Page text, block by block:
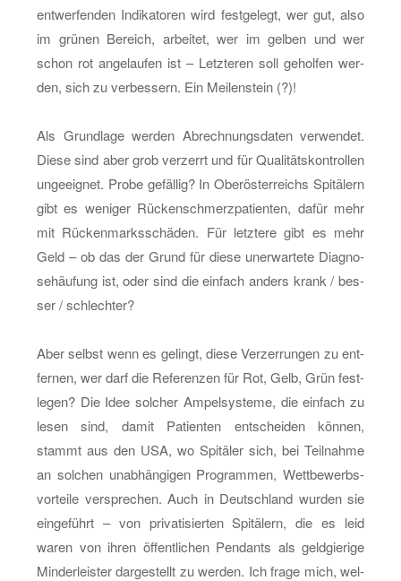
ent­wer­fen­den In­di­ka­to­ren wird fest­ge­legt, wer gut, also
im grü­nen Be­reich, ar­bei­tet, wer im gel­ben und wer
schon rot an­ge­lau­fen ist – Letz­te­ren soll ge­hol­fen wer­
den, sich zu ver­bes­sern. Ein Mei­len­stein (?)!
Als Grund­la­ge wer­den Ab­rech­nungs­da­ten ver­wen­det.
Diese sind aber grob ver­zerrt und für Qua­li­täts­kon­trol­len
un­ge­eig­net. Probe ge­fäl­lig? In Ober­ös­ter­reichs Spi­tä­lern
gibt es we­ni­ger Rü­cken­schmerz­pa­ti­en­ten, dafür mehr
mit Rü­cken­marksschä­den. Für letz­te­re gibt es mehr
Geld – ob das der Grund für diese un­er­war­te­te Dia­gno­
se­häu­fung ist, oder sind die ein­fach an­ders krank / bes­
ser / schlech­ter?
Aber selbst wenn es ge­lingt, diese Ver­zer­run­gen zu ent­
fer­nen, wer darf die Re­fe­ren­zen für Rot, Gelb, Grün fest­
le­gen? Die Idee sol­cher Am­pel­sys­te­me, die ein­fach zu
lesen sind, damit Pa­ti­en­ten ent­schei­den kön­nen,
stammt aus den USA, wo Spi­tä­ler sich, bei Teil­nah­me
an sol­chen un­ab­hän­gi­gen Pro­gram­men, Wett­be­werbs­
vor­tei­le ver­spre­chen. Auch in Deutsch­land wur­den sie
ein­ge­führt – von pri­va­ti­sier­ten Spi­tä­lern, die es leid
waren von ihren öf­fent­li­chen Pen­dants als geld­gie­ri­ge
Min­der­leis­ter dar­ge­stellt zu wer­den. Ich frage mich, wel­